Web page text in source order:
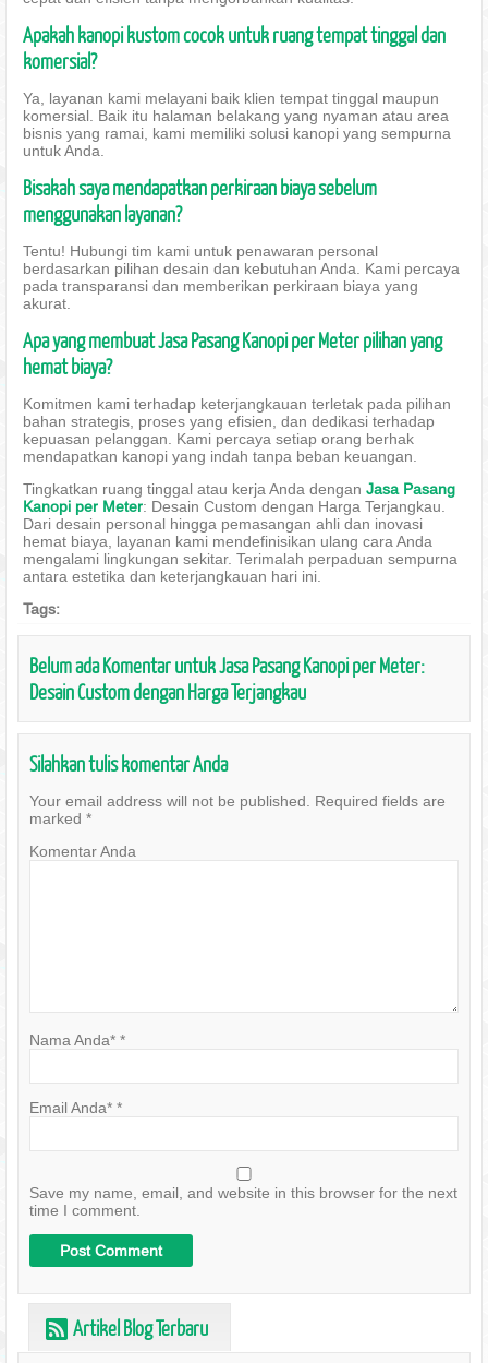
Apakah kanopi kustom cocok untuk ruang tempat tinggal dan
komersial?
Ya, layanan kami melayani baik klien tempat tinggal maupun
komersial. Baik itu halaman belakang yang nyaman atau area
bisnis yang ramai, kami memiliki solusi kanopi yang sempurna
untuk Anda.
Bisakah saya mendapatkan perkiraan biaya sebelum
menggunakan layanan?
Tentu! Hubungi tim kami untuk penawaran personal
berdasarkan pilihan desain dan kebutuhan Anda. Kami percaya
pada transparansi dan memberikan perkiraan biaya yang
akurat.
Apa yang membuat Jasa Pasang Kanopi per Meter pilihan yang
hemat biaya?
Komitmen kami terhadap keterjangkauan terletak pada pilihan
bahan strategis, proses yang efisien, dan dedikasi terhadap
kepuasan pelanggan. Kami percaya setiap orang berhak
mendapatkan kanopi yang indah tanpa beban keuangan.
Tingkatkan ruang tinggal atau kerja Anda dengan Jasa Pasang
Kanopi per Meter: Desain Custom dengan Harga Terjangkau.
Dari desain personal hingga pemasangan ahli dan inovasi
hemat biaya, layanan kami mendefinisikan ulang cara Anda
mengalami lingkungan sekitar. Terimalah perpaduan sempurna
antara estetika dan keterjangkauan hari ini.
Tags:
Belum ada Komentar untuk Jasa Pasang Kanopi per Meter:
Desain Custom dengan Harga Terjangkau
Silahkan tulis komentar Anda
Your email address will not be published.
Required fields are
marked *
Komentar Anda
Nama Anda* *
Email Anda* *
Save my name, email, and website in this browser for the next
time I comment.
r Artikel Blog Terbaru